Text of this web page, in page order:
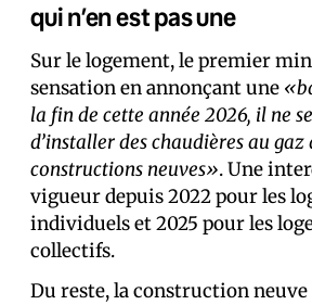
qui n’en est pas une
Sur le logement, le premier
sensation en annonçant une
la fin de cette année 2026, il ne
d’installer des chaudières au gaz
constructions neuves». Une
vigueur depuis 2022 pour les
individuels et 2025 pour les
collectifs.
Du reste, la construction neuve